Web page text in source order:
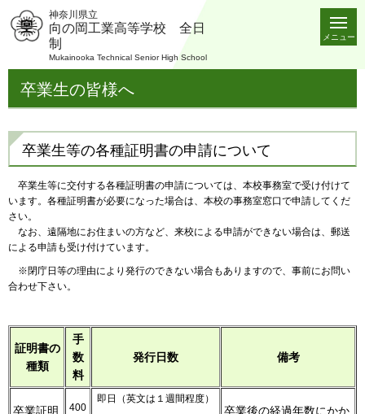
神奈川県立
向の岡工業高等学校 全日
制
Mukainooka Technical Senior High School
メニュー
卒業生の皆様へ
卒業生等の各種証明書の申請について
卒業生等に交付する各種証明書の申請については、本校事務室で受け付けて
います。各種証明書が必要になった場合は、本校の事務室窓口で申請してくだ
さい。
なお、遠隔地にお住まいの方など、来校による申請ができない場合は、郵送
による申請も受け付けています。
※閉庁日等の理由により発行のできない場合もありますので、事前にお問い
合わせ下さい。
証明書の
種類
手
数
料
発行日数 備考
卒業証明
400
即日（英文は１週間程度）
卒業後の経過年数にかか